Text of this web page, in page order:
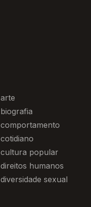
arte
biografia
comportamento
cotidiano
cultura popular
direitos humanos
diversidade sexual